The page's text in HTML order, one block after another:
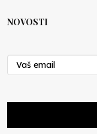
Nenad Veličković
29.10.2024
Cuke i djeca
NOVOSTI